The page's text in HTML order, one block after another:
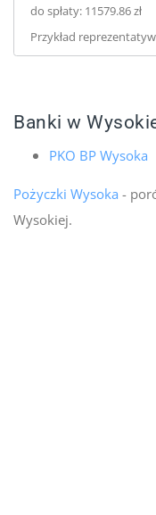
do spłaty: 11579.86 zł
Przykład
Banki w
PKO BP Wysoka
Pożyczki Wysoka -
Wysokiej.